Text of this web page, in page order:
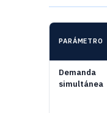
PARÁMETRO
Demanda
simultánea